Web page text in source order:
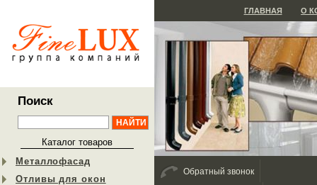
Поиск
Каталог товаров
Металлофасад
Отливы для окон
ГЛАВНАЯ О
Обратный звонок